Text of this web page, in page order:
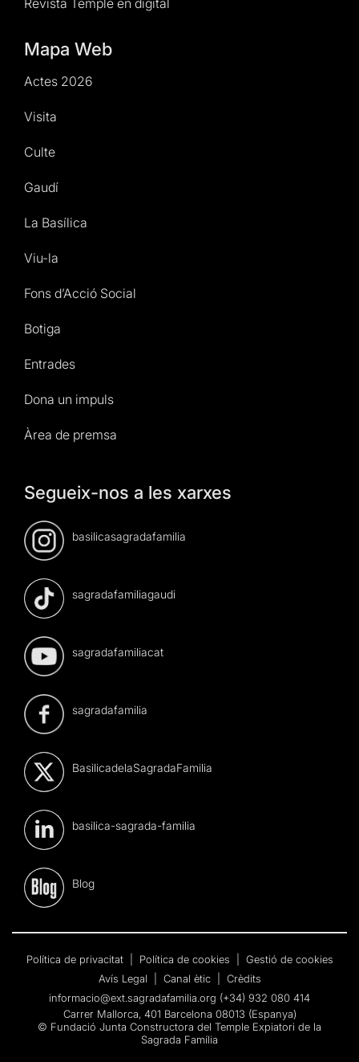
Mapa Web
Actes 2026
Visita
Culte
Gaudí
La Basílica
Viu-la
Fons d’Acció Social
Botiga
Entrades
Dona un impuls
Àrea de premsa
Segueix-nos a les xarxes
basilicasagradafamilia
sagradafamiliagaudi
sagradafamiliacat
sagradafamilia
BasilicadelaSagradaFamilia
basilica-sagrada-familia
Blog
Política de privacitat Política de cookies
Gestió de cookies
Avís Legal
Canal ètic
Crèdits
informacio@ext.sagradafamilia.org (+34) 932 080 414
Carrer Mallorca, 401 Barcelona 08013 (Espanya)
© Fundació Junta Constructora del Temple Expiatori de la
Sagrada Família